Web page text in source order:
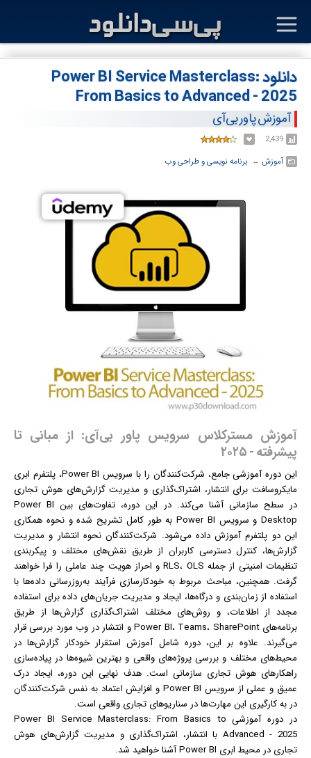
دانلود Power BI Service Masterclass:
From Basics to Advanced - 2025
آموزش پاور بی‌آی
2,439
آموزش ← ‏ برنامه نویسی و طراحی وب
آموزش مسترکلاس سرویس پاور بی‌آی: از مبانی تا
پیشرفته - ۲۰۲۵
این دوره آموزشی جامع، شرکت‌کنندگان را با سرویس Power BI، پلتفرم ابری
مایکروسافت برای انتشار، اشتراک‌گذاری و مدیریت گزارش‌های هوش تجاری
در سطح سازمانی آشنا می‌کند. در این دوره، تفاوت‌های بین Power BI
Desktop و سرویس Power BI به طور کامل تشریح شده و نحوه همکاری
این دو پلتفرم آموزش داده می‌شود. شرکت‌کنندگان نحوه انتشار و مدیریت
گزارش‌ها، کنترل دسترسی کاربران از طریق نقش‌های مختلف و پیکربندی
تنظیمات امنیتی از جمله RLS، OLS و احراز هویت چند عاملی را فرا خواهند
گرفت. همچنین، مباحث مربوط به خودکارسازی فرآیند به‌روزرسانی داده‌ها با
استفاده از زمان‌بندی و درگاه‌ها، ایجاد و مدیریت جریان‌های داده برای استفاده
مجدد از اطلاعات، و روش‌های مختلف اشتراک‌گذاری گزارش‌ها از طریق
برنامه‌های Power BI، Teams، SharePoint و انتشار در وب مورد بررسی قرار
می‌گیرند. علاوه بر این، دوره شامل آموزش استقرار خودکار گزارش‌ها در
محیط‌های مختلف و بررسی پروژه‌های واقعی و بهترین شیوه‌ها در پیاده‌سازی
راهکارهای هوش تجاری سازمانی است. هدف نهایی این دوره، ایجاد درک
عمیق و عملی از سرویس Power BI و افزایش اعتماد به نفس شرکت‌کنندگان
در به کارگیری این مهارت‌ها در سناریوهای تجاری واقعی است.
در دوره آموزشی Power BI Service Masterclass: From Basics to
Advanced - 2025 با انتشار، اشتراک‌گذاری و مدیریت گزارش‌های هوش
تجاری در محیط ابری Power BI آشنا خواهید شد.